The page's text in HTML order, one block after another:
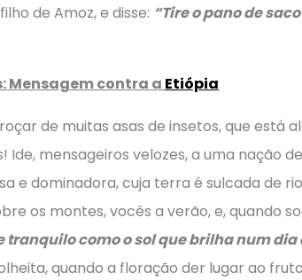
de Amoz, e disse: “Tire o pano de
Mensagem contra a Etiópia
de muitas asas de insetos, que está
Ide, mensageiros velozes, a uma
e dominadora, cuja terra é sulcada de
os montes, vocês a verão, e, quando
como o sol que brilha num
quando a floração der lugar ao